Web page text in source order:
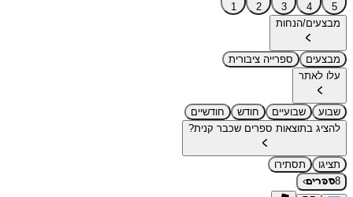
5
4
3
2
1
מבצעים/הנחות
מבצעים
ספרייה ציבורית
עלו לאתר
שבוע שבועיים חודש
חודשיים
להציג בתוצאות ספרים שכבר קנית?
תציגו
תסתירו
8ספרים›